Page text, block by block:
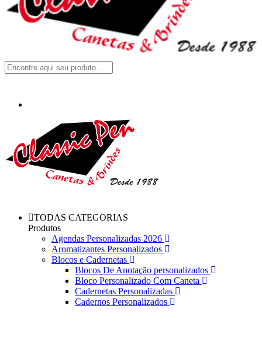
TODAS CATEGORIAS
Produtos
Agendas Personalizadas 2026
Aromatizantes Personalizados
Blocos e Cadernetas
Blocos De Anotação personalizados
Bloco Personalizado Com Caneta
Cadernetas Personalizadas
Cadernos Personalizados